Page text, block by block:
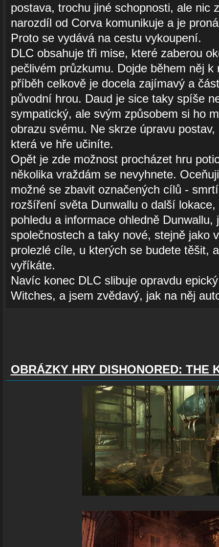
postava, trochu jiné schopnosti, ale nic
narozdíl od Corva komunikuje a je
Proto se vydává na cestu vykoupení.
DLC obsahuje tři mise, které zaberou
pečlivém průzkumu. Dojde během něj k
příběh celkově je docela zajímavý a
původní hrou. Daud je sice taky spíše
sympatický, ale svým způsobem si ho
obrazu svému. Ne skrze úpravu
která ve hře učiníte.
Opět je zde možnost procházet hru
několika vraždám se nevyhnete.
možné se zbavit označených cílů -
rozšíření světa Dunwallu o další
pohledu a informace ohledně Dunwallu,
společnostech a taky nové, stejně jako
prolezlé cíle, u kterých se budete těšit,
vyříkáte.
Navíc konec DLC slibuje opravdu
Witches, a jsem zvědavý, jak na něj
OBRÁZKY HRY DISHONORED: THE